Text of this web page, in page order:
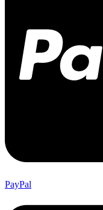
PayPal